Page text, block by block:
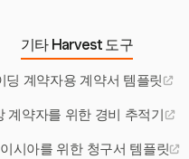
기타 Harvest 도구
딩 계약자용 계약서 템플릿
계약자를 위한 경비 추적기
시아를 위한 청구서 템플릿